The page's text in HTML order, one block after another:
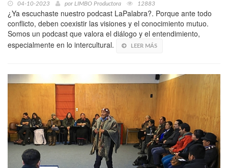
04-10-2023 por LIMBO Productora 12883
¿Ya escuchaste nuestro podcast LaPalabra?. Porque ante todo
conflicto, deben coexistir las visiones y el conocimiento mutuo.
Somos un podcast que valora el diálogo y el entendimiento,
especialmente en lo intercultural.
LEER MÁS